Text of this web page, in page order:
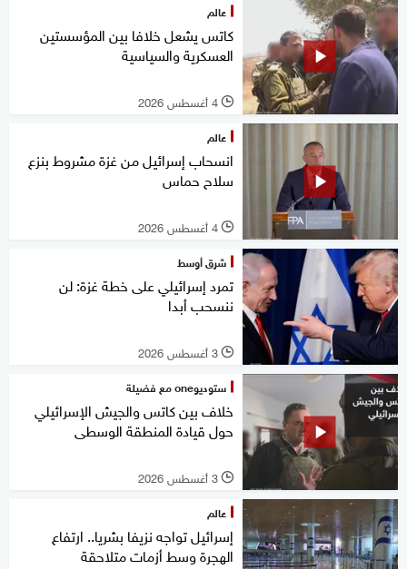
عالم
كاتس يشعل خلافا بين المؤسستين
العسكرية والسياسية
l 4 أغسطس 2026
عالم
انسحاب إسرائيل من غزة مشروط بنزع
سلاح حماس
l 4 أغسطس 2026
شرق أوسط
تمرد إسرائيلي على خطة غزة: لن
ننسحب أبدا
l 3 أغسطس 2026
ستوديوone مع فضيلة
خلاف بين كاتس والجيش الإسرائيلي
حول قيادة المنطقة الوسطى
l 3 أغسطس 2026
عالم
إسرائيل تواجه نزيفا بشريا.. ارتفاع
الهجرة وسط أزمات متلاحقة